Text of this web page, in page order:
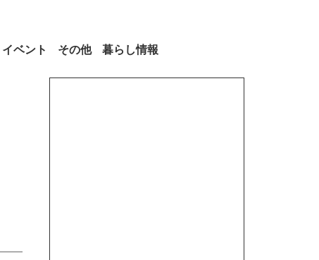
イベント その他 暮らし情報